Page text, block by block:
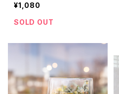
¥1,080
SOLD OUT